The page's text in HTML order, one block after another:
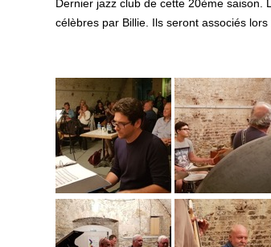
Dernier jazz club de cette 20ème saison.
célèbres par Billie. Ils seront associés